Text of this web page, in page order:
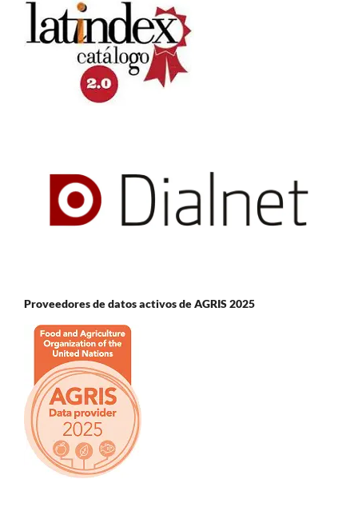
Proveedores de datos activos de AGRIS 2025